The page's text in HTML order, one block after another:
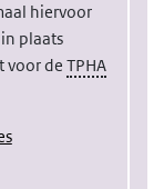
hiervoor
plaats
voor de TPHA